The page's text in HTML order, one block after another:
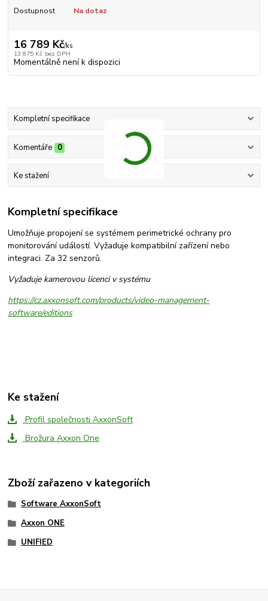
Dostupnost Na dotaz
16 789 Kč/ks
13 875 Kč bez DPH
Momentálně není k dispozici
Kompletní specifikace
Komentáře 0
Ke stažení
Kompletní specifikace
Umožňuje propojení se systémem perimetrické ochrany pro
monitorování událostí. Vyžaduje kompatibilní zařízení nebo
integraci. Za 32 senzorů.
Vyžaduje kamerovou licenci v systému
https://cz.axxonsoft.com/products/video-management-
software/editions
Ke stažení
Profil společnosti AxxonSoft
Brožura Axxon One
Zboží zařazeno v kategoriích
Software AxxonSoft
Axxon ONE
UNIFIED